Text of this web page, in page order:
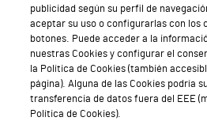
Trabajar en
Teléfono Cita
Teléfono Atención
Política de seguridad y
publicidad según su perfil de
aceptar su uso o configurarlas con los
botones. Puede acceder a la
nuestras Cookies y configurar el
la Política de Cookies (también
página). Alguna de las Cookies podría
transferencia de datos fuera del EEE
Política de Cookies).